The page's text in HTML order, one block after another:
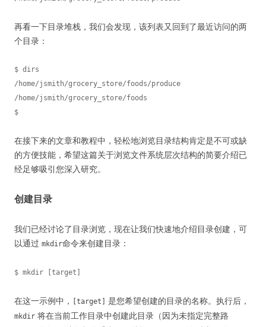
再看一下目录堆栈，我们会发现，该列表又回到了最近访问的两
个目录：
$ dirs
/home/jsmith/grocery_store/foods/produce
/home/jsmith/grocery_store/foods
在接下来的文章和教程中，轻松地浏览目录结构肯定是不可或缺
的方便技能，希望这篇关于浏览文件系统层次结构的简要介绍已
经足够吸引您深入研究。
创建目录
我们已经讨论了目录浏览，现在让我们快速地介绍目录创建，可
以通过 mkdir命令来创建目录：
在这一示例中， [target] 是您希望创建的目录的名称。执行后，
mkdir 将在当前工作目录中创建此目录（因为未指定完整路